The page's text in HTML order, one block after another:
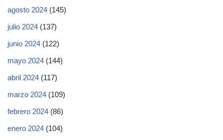
agosto 2024 (145)
julio 2024 (137)
junio 2024 (122)
mayo 2024 (144)
abril 2024 (117)
marzo 2024 (109)
febrero 2024 (86)
enero 2024 (104)